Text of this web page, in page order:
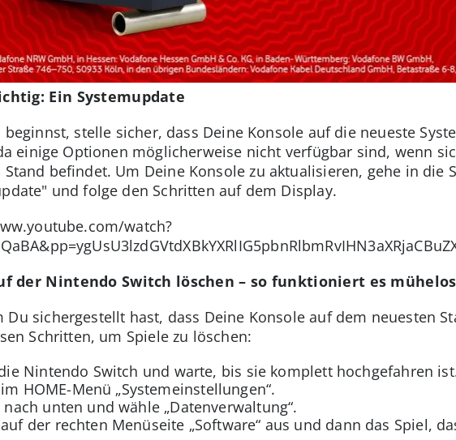
Ein Systemupdate
beginnst, stelle sicher, dass Deine Konsole auf die neueste
einige Optionen möglicherweise nicht verfügbar sind, wenn
Stand befindet. Um Deine Konsole zu aktualisieren, gehe in die
und folge den Schritten auf dem Display.
watch?
der Nintendo Switch löschen – so funktioniert es mühelos
Du sichergestellt hast, dass Deine Konsole auf dem neuesten
Schritten, um Spiele zu löschen:
Nintendo Switch und warte, bis sie komplett hochgefahren
HOME-Menü „Systemeinstellungen“.
nach unten und wähle „Datenverwaltung“.
der rechten Menüseite „Software“ aus und dann das Spiel,